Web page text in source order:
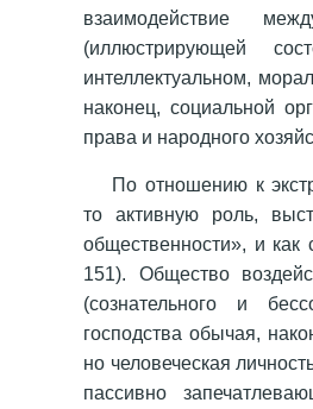
взаимодействие
(иллюстрирующей
интеллектуальном,
наконец, социальной
права и народного
По отношению к
то активную роль,
общественности», и как
151). Общество
(сознательного и
господства обычая,
но человеческая
пассивно